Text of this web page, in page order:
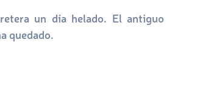
un día helado. El antiguo
quedado.